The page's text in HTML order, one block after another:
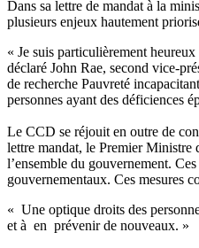
Dans sa lettre de mandat à la
plusieurs enjeux hautement
« Je suis particulièrement
déclaré John Rae, second vice-
de recherche Pauvreté
personnes ayant des déficiences
Le CCD se réjouit en outre de
lettre mandat, le Premier Ministre
l’ensemble du gouvernement.
gouvernementaux. Ces mesures
« Une optique droits des
et à en prévenir de nouveaux. »